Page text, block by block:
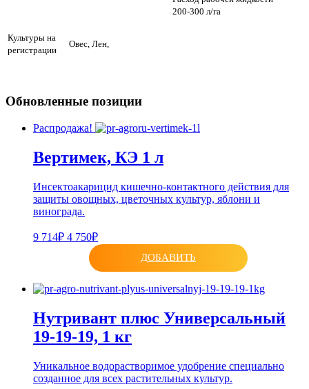
200-300 л/га
Культуры на
регистрации
Овес, Лен,
Обновленные позиции
Распродажа!
Вертимек, КЭ 1 л
Инсектоакарицид кишечно-контактного действия для
защиты овощных, цветочных культур, яблони и
винограда.
9 714₽ 4 750₽
ДОБАВИТЬ
Нутривант плюс Универсальный
19-19-19, 1 кг
Уникальное водорастворимое удобрение специально
созданное для всех растительных культур.